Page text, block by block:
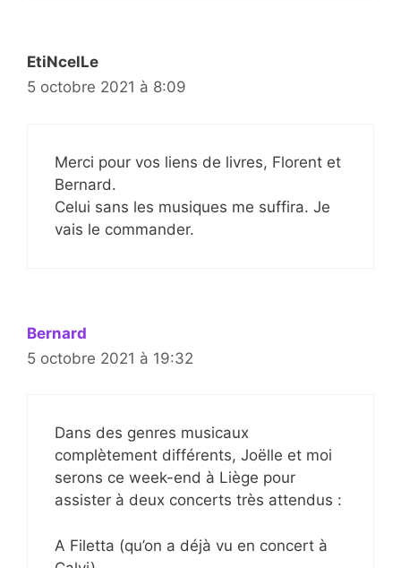
EtiNcelLe
5 octobre 2021 à 8:09
Merci pour vos liens de livres, Florent et
Bernard.
Celui sans les musiques me suffira. Je
vais le commander.
Bernard
5 octobre 2021 à 19:32
Dans des genres musicaux
complètement différents, Joëlle et moi
serons ce week-end à Liège pour
assister à deux concerts très attendus :
A Filetta (qu’on a déjà vu en concert à